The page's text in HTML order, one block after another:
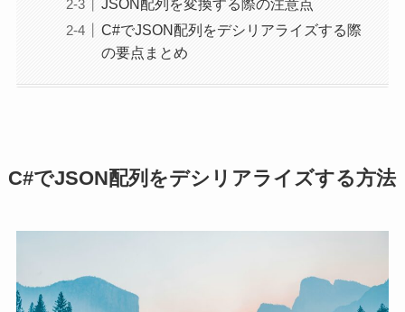
JSON配列を変換する際の注意点
C#でJSON配列をデシリアライズする際
の要点まとめ
C#でJSON配列をデシリアライズする方法